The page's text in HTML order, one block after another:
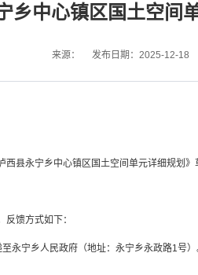
乡中心镇区国土空间
来源： 发布日期：2025-12-18
县永宁乡中心镇区国土空间单元详细规划》
馈方式如下：
永宁乡人民政府（地址：永宁乡永政路1号）